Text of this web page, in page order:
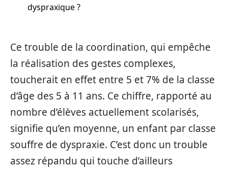
dyspraxique ?
Ce trouble de la coordination, qui empêche
la réalisation des gestes complexes,
toucherait en effet entre 5 et 7% de la classe
d’âge des 5 à 11 ans. Ce chiffre, rapporté au
nombre d’élèves actuellement scolarisés,
signifie qu’en moyenne, un enfant par classe
souffre de dyspraxie. C’est donc un trouble
assez répandu qui touche d’ailleurs